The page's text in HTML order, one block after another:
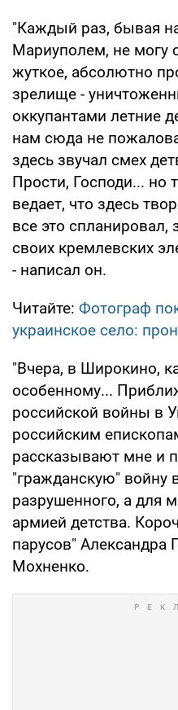
"Каждый раз, бывая
Мариуполем, не могу
жуткое, абсолютно
зрелище -
оккупантами летние
нам сюда не
здесь звучал смех
Прости, Господи... но
ведает, что здесь
все это спланировал,
своих кремлевских
- написал он.
Читайте: Фотограф
украинское село:
"Вчера, в Широкино,
особенному...
российской войны в
российским
рассказывают мне и
"гражданскую" войну
разрушенного, а для
армией детства.
парусов" Александра
Мохненко.